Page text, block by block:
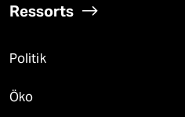
Ressorts
Politik
Öko